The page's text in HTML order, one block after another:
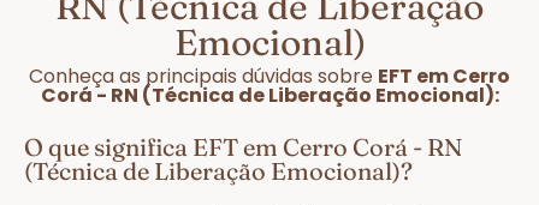
Emocional)
Conheça as principais dúvidas sobre EFT em Cerro
Corá - RN (Técnica de Liberação Emocional):
O que significa EFT em Cerro Corá - RN
(Técnica de Liberação Emocional)?